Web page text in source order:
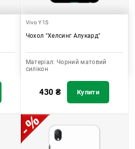
Vivo Y1S
Чохол "Хелсинг Алукард"
Матеріал: Чорний матовий
силікон
430 ₴ Купити